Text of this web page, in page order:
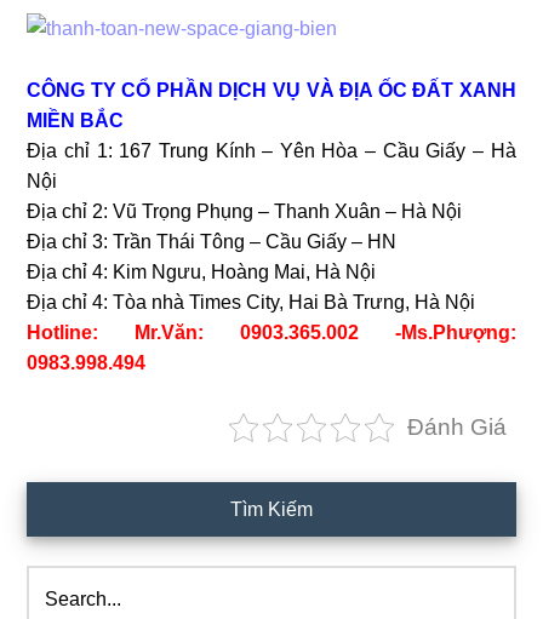
CÔNG TY CỔ PHẦN DỊCH VỤ VÀ ĐỊA ỐC ĐẤT XANH
MIỀN BẮC
Địa chỉ 1: 167 Trung Kính – Yên Hòa – Cầu Giấy – Hà
Nội
Địa chỉ 2: Vũ Trọng Phụng – Thanh Xuân – Hà Nội
Địa chỉ 3: Trần Thái Tông – Cầu Giấy – HN
Địa chỉ 4: Kim Ngưu, Hoàng Mai, Hà Nội
Địa chỉ 4: Tòa nhà Times City, Hai Bà Trưng, Hà Nội
Hotline: Mr.Văn: 0903.365.002 -Ms.Phượng:
0983.998.494
Đánh Giá
Sidebar
Tìm Kiếm